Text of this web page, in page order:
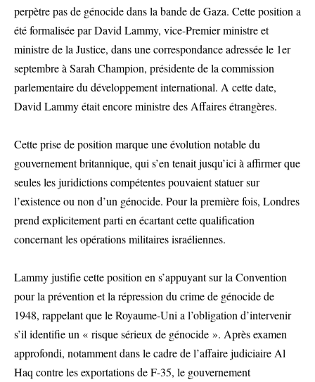
perpètre pas de génocide dans la bande de Gaza. Cette position a
été formalisée par David Lammy, vice-Premier ministre et
ministre de la Justice, dans une correspondance adressée le 1er
septembre à Sarah Champion, présidente de la commission
parlementaire du développement international. A cette date,
David Lammy était encore ministre des Affaires étrangères.
Cette prise de position marque une évolution notable du
gouvernement britannique, qui s’en tenait jusqu’ici à affirmer que
seules les juridictions compétentes pouvaient statuer sur
l’existence ou non d’un génocide. Pour la première fois, Londres
prend explicitement parti en écartant cette qualification
concernant les opérations militaires israéliennes.
Lammy justifie cette position en s’appuyant sur la Convention
pour la prévention et la répression du crime de génocide de
1948, rappelant que le Royaume-Uni a l’obligation d’intervenir
s’il identifie un « risque sérieux de génocide ». Après examen
approfondi, notamment dans le cadre de l’affaire judiciaire Al
Haq contre les exportations de F-35, le gouvernement